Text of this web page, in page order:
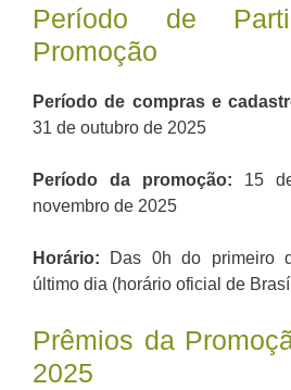
Período de
Promoção
Período de compras e
31 de outubro de 2025
Período da promoção: 15
novembro de 2025
Horário: Das 0h do primeiro
último dia (horário oficial de
Prêmios da
2025